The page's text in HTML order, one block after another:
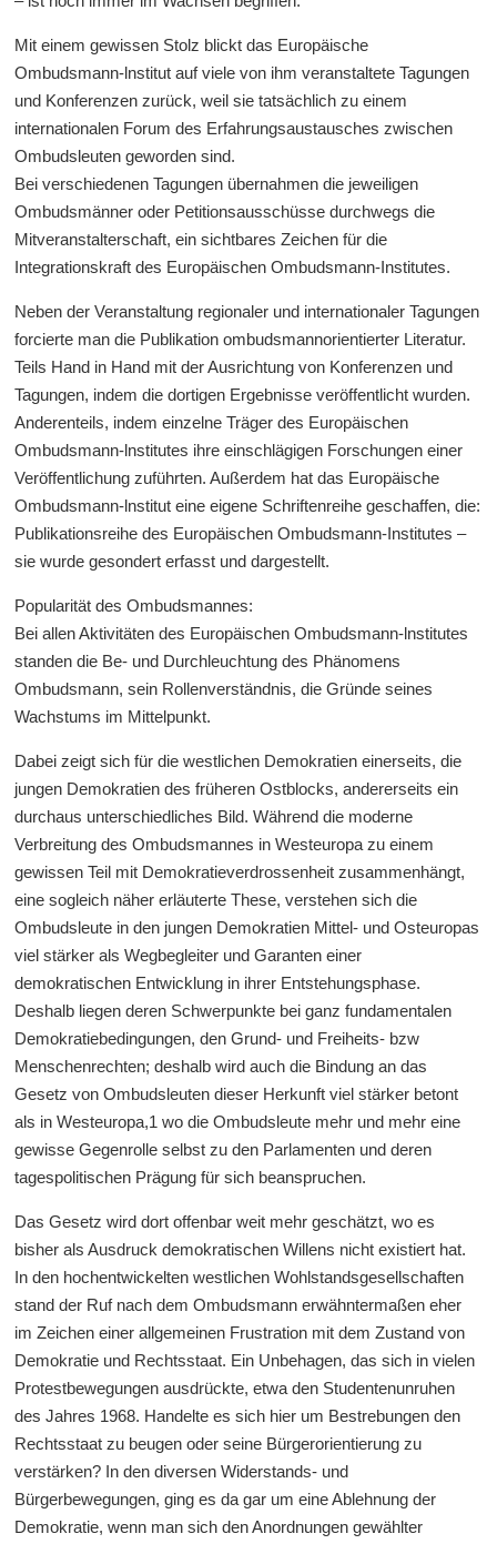
Mit einem gewissen Stolz blickt das Europäische
Ombudsmann-lnstitut auf viele von ihm veranstaltete Tagungen
und Konferenzen zurück, weil sie tatsächlich zu einem
internationalen Forum des Erfahrungsaustausches zwischen
Ombudsleuten geworden sind.
Bei verschiedenen Tagungen übernahmen die jeweiligen
Ombudsmänner oder Petitionsausschüsse durchwegs die
Mitveranstalterschaft, ein sichtbares Zeichen für die
Integrationskraft des Europäischen Ombudsmann-Institutes.
Neben der Veranstaltung regionaler und internationaler Tagungen
forcierte man die Publikation ombudsmannorientierter Literatur.
Teils Hand in Hand mit der Ausrichtung von Konferenzen und
Tagungen, indem die dortigen Ergebnisse veröffentlicht wurden.
Anderenteils, indem einzelne Träger des Europäischen
Ombudsmann-lnstitutes ihre einschlägigen Forschungen einer
Veröffentlichung zuführten. Außerdem hat das Europäische
Ombudsmann-lnstitut eine eigene Schriftenreihe geschaffen, die:
Publikationsreihe des Europäischen Ombudsmann-Institutes –
sie wurde gesondert erfasst und dargestellt.
Popularität des Ombudsmannes:
Bei allen Aktivitäten des Europäischen Ombudsmann-lnstitutes
standen die Be- und Durchleuchtung des Phänomens
Ombudsmann, sein Rollenverständnis, die Gründe seines
Wachstums im Mittelpunkt.
Dabei zeigt sich für die westlichen Demokratien einerseits, die
jungen Demokratien des früheren Ostblocks, andererseits ein
durchaus unterschiedliches Bild. Während die moderne
Verbreitung des Ombudsmannes in Westeuropa zu einem
gewissen Teil mit Demokratieverdrossenheit zusammenhängt,
eine sogleich näher erläuterte These, verstehen sich die
Ombudsleute in den jungen Demokratien Mittel- und Osteuropas
viel stärker als Wegbegleiter und Garanten einer
demokratischen Entwicklung in ihrer Entstehungsphase.
Deshalb liegen deren Schwerpunkte bei ganz fundamentalen
Demokratiebedingungen, den Grund- und Freiheits- bzw
Menschenrechten; deshalb wird auch die Bindung an das
Gesetz von Ombudsleuten dieser Herkunft viel stärker betont
als in Westeuropa,1 wo die Ombudsleute mehr und mehr eine
gewisse Gegenrolle selbst zu den Parlamenten und deren
tagespolitischen Prägung für sich beanspruchen.
Das Gesetz wird dort offenbar weit mehr geschätzt, wo es
bisher als Ausdruck demokratischen Willens nicht existiert hat.
In den hochentwickelten westlichen Wohlstandsgesellschaften
stand der Ruf nach dem Ombudsmann erwähntermaßen eher
im Zeichen einer allgemeinen Frustration mit dem Zustand von
Demokratie und Rechtsstaat. Ein Unbehagen, das sich in vielen
Protestbewegungen ausdrückte, etwa den Studentenunruhen
des Jahres 1968. Handelte es sich hier um Bestrebungen den
Rechtsstaat zu beugen oder seine Bürgerorientierung zu
verstärken? In den diversen Widerstands- und
Bürgerbewegungen, ging es da gar um eine Ablehnung der
Demokratie, wenn man sich den Anordnungen gewählter